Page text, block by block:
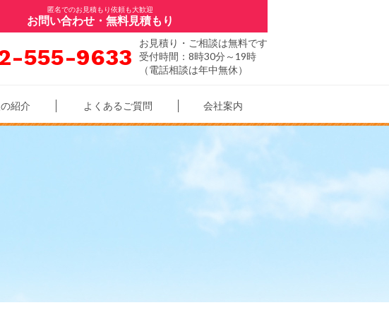
匿名でのお見積もり依頼も大歓迎
お問い合わせ・無料見積もり
555-9633
お見積り・ご相談は無料です
受付時間：8時30分～19時
（電話相談は年中無休）
紹介 よくあるご質問 会社案内